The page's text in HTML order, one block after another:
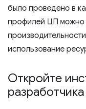
было проведено в
профилей ЦП можно
использование
Откройте